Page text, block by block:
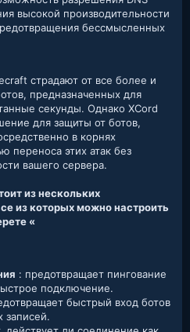
высокой производительности
бессмысленных
страдают от все более и
предназначенных для
секунды. Однако XCord
для защиты от ботов,
в корнях
переноса этих атак без
вашего сервера.
из нескольких
из которых можно настроить
«
: предотвращает пингование
подключение.
быстрый вход ботов
записей.